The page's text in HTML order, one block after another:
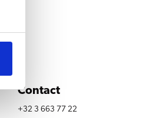
Contact
+32 3 663 77 22